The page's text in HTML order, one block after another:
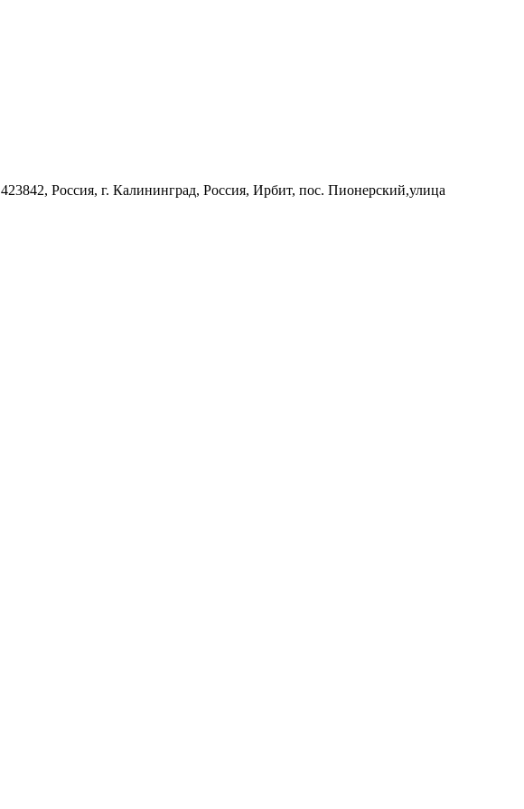
423842, Россия, г. Калининград, Россия, Ирбит, пос. Пионерский,улица